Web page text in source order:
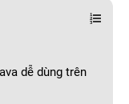
dễ dùng trên